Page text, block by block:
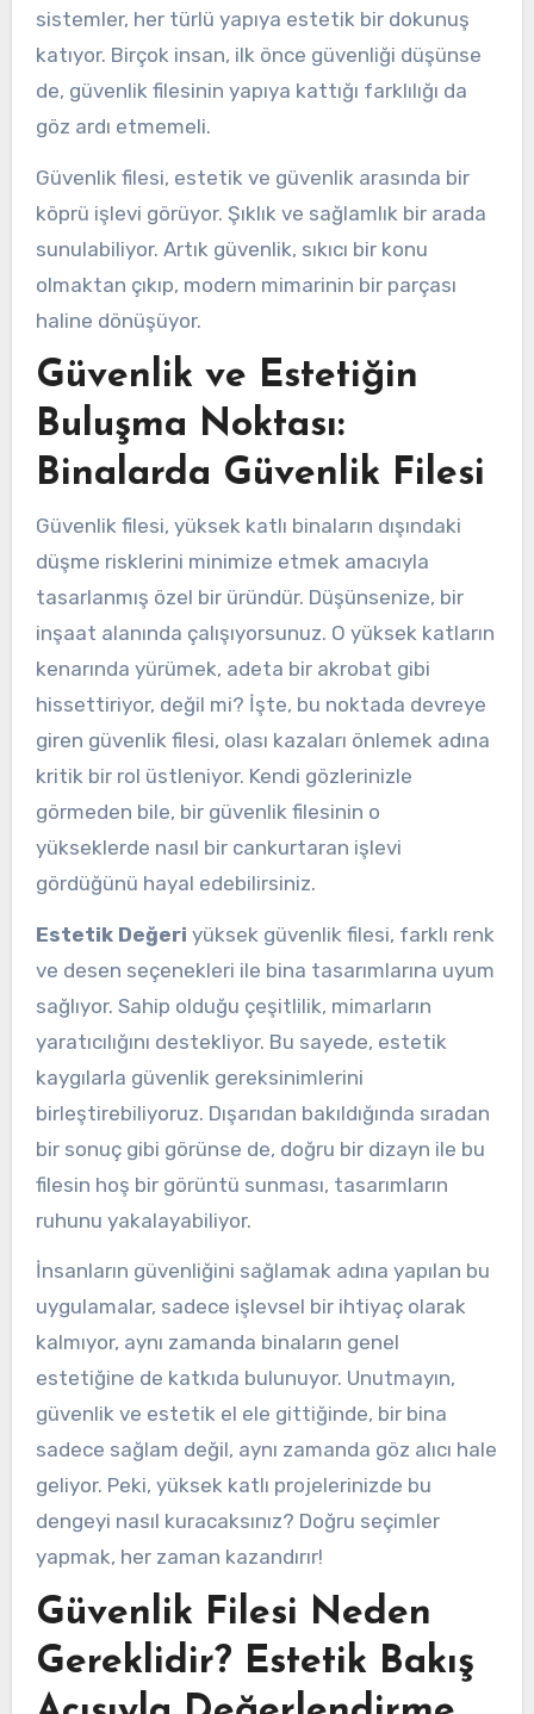
sistemler, her türlü yapıya estetik bir dokunuş
katıyor. Birçok insan, ilk önce güvenliği düşünse
de, güvenlik filesinin yapıya kattığı farklılığı da
göz ardı etmemeli.
Güvenlik filesi, estetik ve güvenlik arasında bir
köprü işlevi görüyor. Şıklık ve sağlamlık bir arada
sunulabiliyor. Artık güvenlik, sıkıcı bir konu
olmaktan çıkıp, modern mimarinin bir parçası
haline dönüşüyor.
Güvenlik ve Estetiğin
Buluşma Noktası:
Binalarda Güvenlik Filesi
Güvenlik filesi, yüksek katlı binaların dışındaki
düşme risklerini minimize etmek amacıyla
tasarlanmış özel bir üründür. Düşünsenize, bir
inşaat alanında çalışıyorsunuz. O yüksek katların
kenarında yürümek, adeta bir akrobat gibi
hissettiriyor, değil mi? İşte, bu noktada devreye
giren güvenlik filesi, olası kazaları önlemek adına
kritik bir rol üstleniyor. Kendi gözlerinizle
görmeden bile, bir güvenlik filesinin o
yükseklerde nasıl bir cankurtaran işlevi
gördüğünü hayal edebilirsiniz.
Estetik Değeri yüksek güvenlik filesi, farklı renk
ve desen seçenekleri ile bina tasarımlarına uyum
sağlıyor. Sahip olduğu çeşitlilik, mimarların
yaratıcılığını destekliyor. Bu sayede, estetik
kaygılarla güvenlik gereksinimlerini
birleştirebiliyoruz. Dışarıdan bakıldığında sıradan
bir sonuç gibi görünse de, doğru bir dizayn ile bu
filesin hoş bir görüntü sunması, tasarımların
ruhunu yakalayabiliyor.
İnsanların güvenliğini sağlamak adına yapılan bu
uygulamalar, sadece işlevsel bir ihtiyaç olarak
kalmıyor, aynı zamanda binaların genel
estetiğine de katkıda bulunuyor. Unutmayın,
güvenlik ve estetik el ele gittiğinde, bir bina
sadece sağlam değil, aynı zamanda göz alıcı hale
geliyor. Peki, yüksek katlı projelerinizde bu
dengeyi nasıl kuracaksınız? Doğru seçimler
yapmak, her zaman kazandırır!
Güvenlik Filesi Neden
Gereklidir? Estetik Bakış